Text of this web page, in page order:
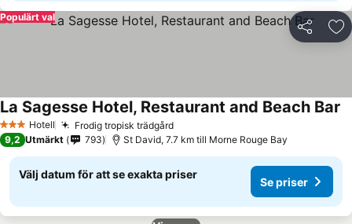
Dela
Populärt val
3 StjärnorHotell Frodig tropisk trädgård
La Sagesse Hotel, Restaurant and Beach Bar
9,2 Utmärkt 793 St David, 7.7 km till Morne Rouge Bay
Välj datum för att se exakta priser
Se priser